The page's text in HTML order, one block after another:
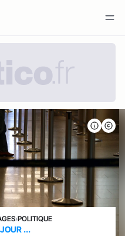
›POLITIQUE
...